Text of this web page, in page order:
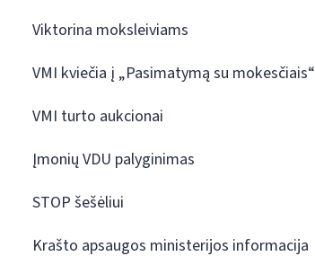
Viktorina moksleiviams
VMI kviečia į „Pasimatymą su mokesčiais“
VMI turto aukcionai
Įmonių VDU palyginimas
STOP šešėliui
Krašto apsaugos ministerijos informacija